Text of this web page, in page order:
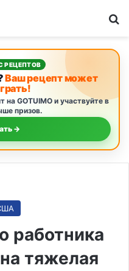
РЕЦЕПТОВ
Ваш рецепт может
GOTUIMO и участвуйте в
призов.
→
работника
тяжелая